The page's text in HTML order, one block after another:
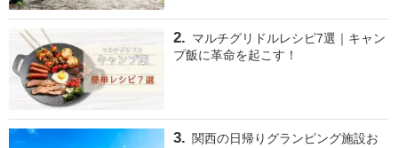
マルチグリドルレシピ7選｜キャン
プ飯に革命を起こす！
関西の日帰りグランピング施設お